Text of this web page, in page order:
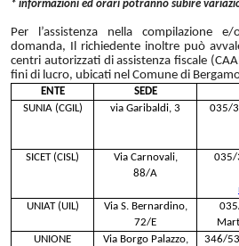
* informazioni ed orari potranno subire
Per l’assistenza nella compilazione
domanda, Il richiedente inoltre può
centri autorizzati di assistenza fiscale
fini di lucro, ubicati nel Comune di
ENTE SEDE
SUNIA (CGIL)
via Garibaldi, 3
035/
SICET (CISL)
Via Carnovali,
88/A
035/
UNIAT (UIL)
Via S. Bernardino,
72/E
UNIONE
Via Borgo Palazzo,
346/